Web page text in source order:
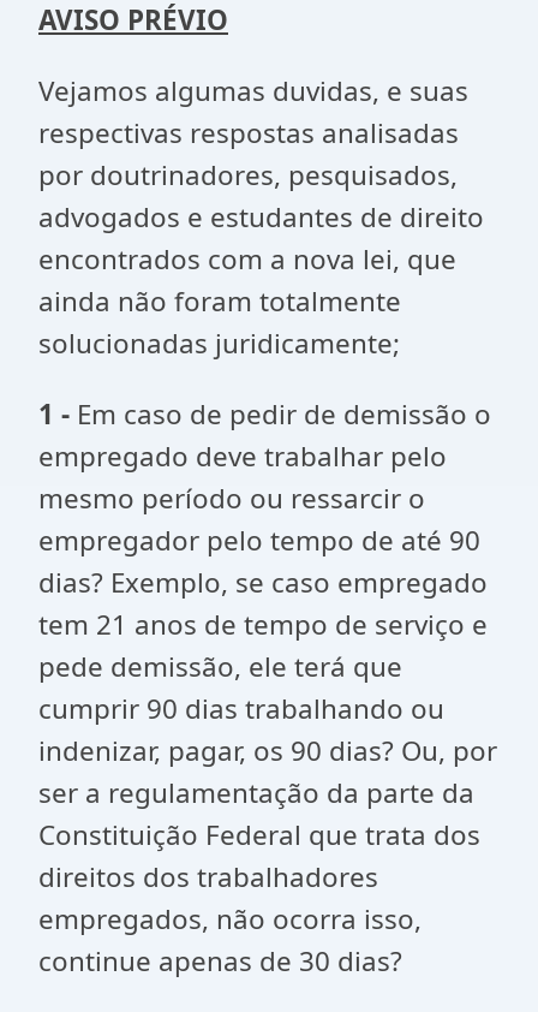
AVISO PRÉVIO
Vejamos algumas duvidas, e suas
respectivas respostas analisadas
por doutrinadores, pesquisados,
advogados e estudantes de direito
encontrados com a nova lei, que
ainda não foram totalmente
solucionadas juridicamente;
1 - Em caso de pedir de demissão o
empregado deve trabalhar pelo
mesmo período ou ressarcir o
empregador pelo tempo de até 90
dias? Exemplo, se caso empregado
tem 21 anos de tempo de serviço e
pede demissão, ele terá que
cumprir 90 dias trabalhando ou
indenizar, pagar, os 90 dias? Ou, por
ser a regulamentação da parte da
Constituição Federal que trata dos
direitos dos trabalhadores
empregados, não ocorra isso,
continue apenas de 30 dias?